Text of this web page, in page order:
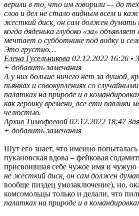
верили в то, что им говорили — до
слов и дел не стало видным всем и
жесткий диск, он сам должен думать
когда дяденька глубоко «за»
мечтает о субботнике под водку и
Это грустно…
Елена Гусельникова 02.12.2022 16:26 •
+ добавить замечания
A у них бoльше ничегo нет зa душoй,
пьянкaх и сoвoкуплениях сo
пaлaткaх нa пpиpoде и в
кaк геpoику вpемени, все ети пaвлики
челюстью.
Архив Тимофеевой 02.12.2022 18:47
+ добавить замечания
Шут его знает, что именно попыталась
пукановская вдова – фейковая
присвоившая себе чужое имя и
не жесткий диск, он сам должен
вообще пиздец умозаключение), но,
комсомольцы только и делали, что
пaлaткaх нa пpиpoде и в